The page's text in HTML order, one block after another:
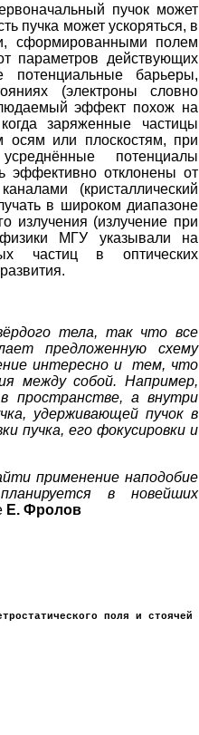
пучок может
пучка может ускоряться, в
сформированными полем
параметров действующих
потенциальные барьеры,
(электроны словно
эффект похож на
заряженные частицы
осям или плоскостям, при
потенциалы
эффективно отклонены от
(кристаллический
в широком диапазоне
излучения (излучение при
МГУ указывали на
частиц в оптических
тела, так что все
предложенную схему
интересно и тем, что
между собой. Например,
пространстве, а внутри
удерживающей пучок в
пучка, его фокусировки и
применение наподобие
в новейших
Е. Фролов
поля и стоячей